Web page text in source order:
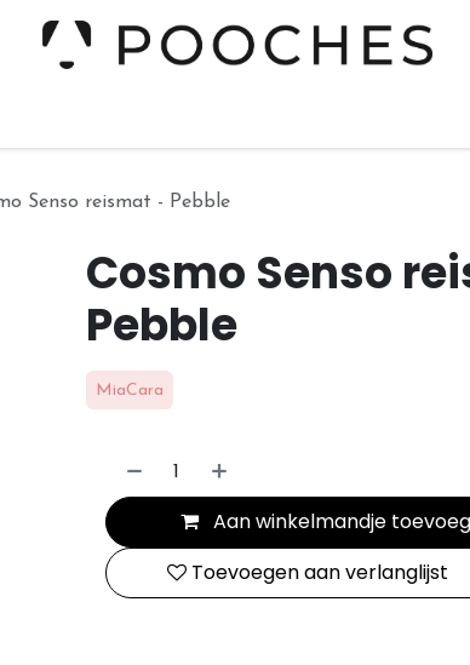
Senso reismat - Pebble
Cosmo Senso
Pebble
MiaCara
Aan winkelmandje
Toevoegen aan verlanglijst